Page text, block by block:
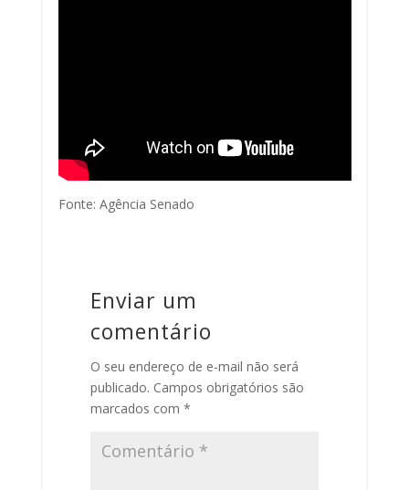
Fonte: Agência Senado
Enviar um
comentário
O seu endereço de e-mail não será
publicado. Campos obrigatórios são
marcados com*